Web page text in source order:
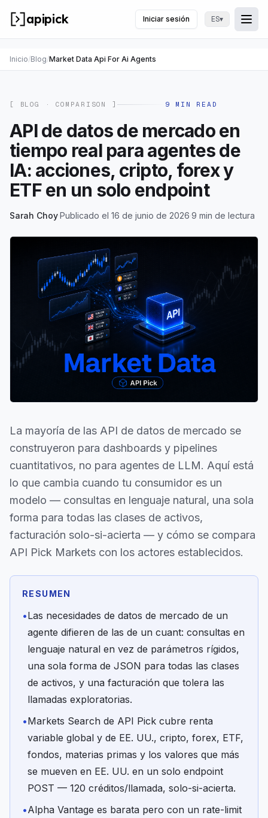
apipick Iniciar sesión ES▾
Inicio/Blog/Market Data Api For Ai Agents
[ BLOG ·COMPARISON ] 9 MIN READ
API de datos de mercado en
tiempo real para agentes de
IA: acciones, cripto, forex y
ETF en un solo endpoint
Sarah Choy·Publicado el 16 de junio de 2026·9 min de lectura
La mayoría de las API de datos de mercado se
construyeron para dashboards y pipelines
cuantitativos, no para agentes de LLM. Aquí está
lo que cambia cuando tu consumidor es un
modelo — consultas en lenguaje natural, una sola
forma para todas las clases de activos,
facturación solo-si-acierta — y cómo se compara
API Pick Markets con los actores establecidos.
RESUMEN
•Las necesidades de datos de mercado de un
agente difieren de las de un cuant: consultas en
lenguaje natural en vez de parámetros rígidos,
una sola forma de JSON para todas las clases
de activos, y una facturación que tolera las
llamadas exploratorias.
•Markets Search de API Pick cubre renta
variable global y de EE. UU., cripto, forex, ETF,
fondos, materias primas y los valores que más
se mueven en EE. UU. en un solo endpoint
POST — 120 créditos/llamada, solo-si-acierta.
•Alpha Vantage es barata pero con un rate-limit